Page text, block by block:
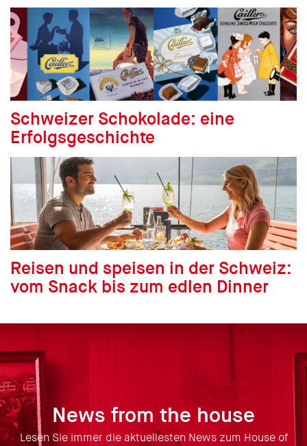
Schweizer Schokolade: eine
Erfolgsgeschichte
Reisen und speisen in der Schweiz:
vom Snack bis zum edlen Dinner
News from the house
Lesen Sie immer die aktuellesten News zum House of